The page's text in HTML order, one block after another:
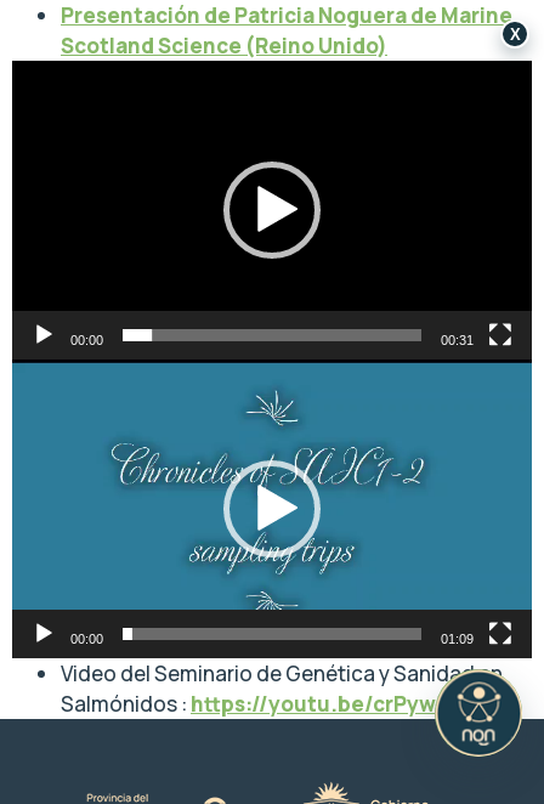
Presentación de Patricia Noguera de Marine
Scotland Science (Reino Unido)
00:00 00:31
00:00 01:09
Video del Seminario de Genética y Sanidad en
Salmónidos : https://youtu.be/crPyw4IyHtY
X